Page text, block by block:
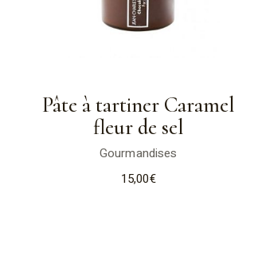
Pâte à tartiner Caramel
fleur de sel
Gourmandises
15,00€